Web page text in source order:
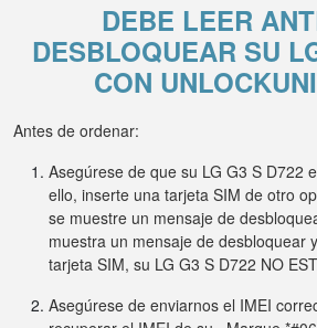
DEBE LEER
DESBLOQUEAR SU
CON
Antes de ordenar:
Asegúrese de que su LG G3 S D722
ello, inserte una tarjeta SIM de otro
se muestre un mensaje de
muestra un mensaje de desbloquear
tarjeta SIM, su LG G3 S D722 NO
Asegúrese de enviarnos el IMEI